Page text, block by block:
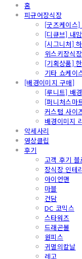
홈
피규어장식장
[굿즈케이스
[디큐브] 내
[시그니처]
위스키장식장
[기획상품]
기타 쇼케이
[배경이미지 구매]
[루니트] 배
[퍼니처스마
커스텀 사이
배경이미지
악세사리
영상클립
후기
고객 후기 블
장식장 인테
아이언맨
마블
건담
DC 코믹스
스타워즈
드래곤볼
원피스
귀멸의칼날
레고